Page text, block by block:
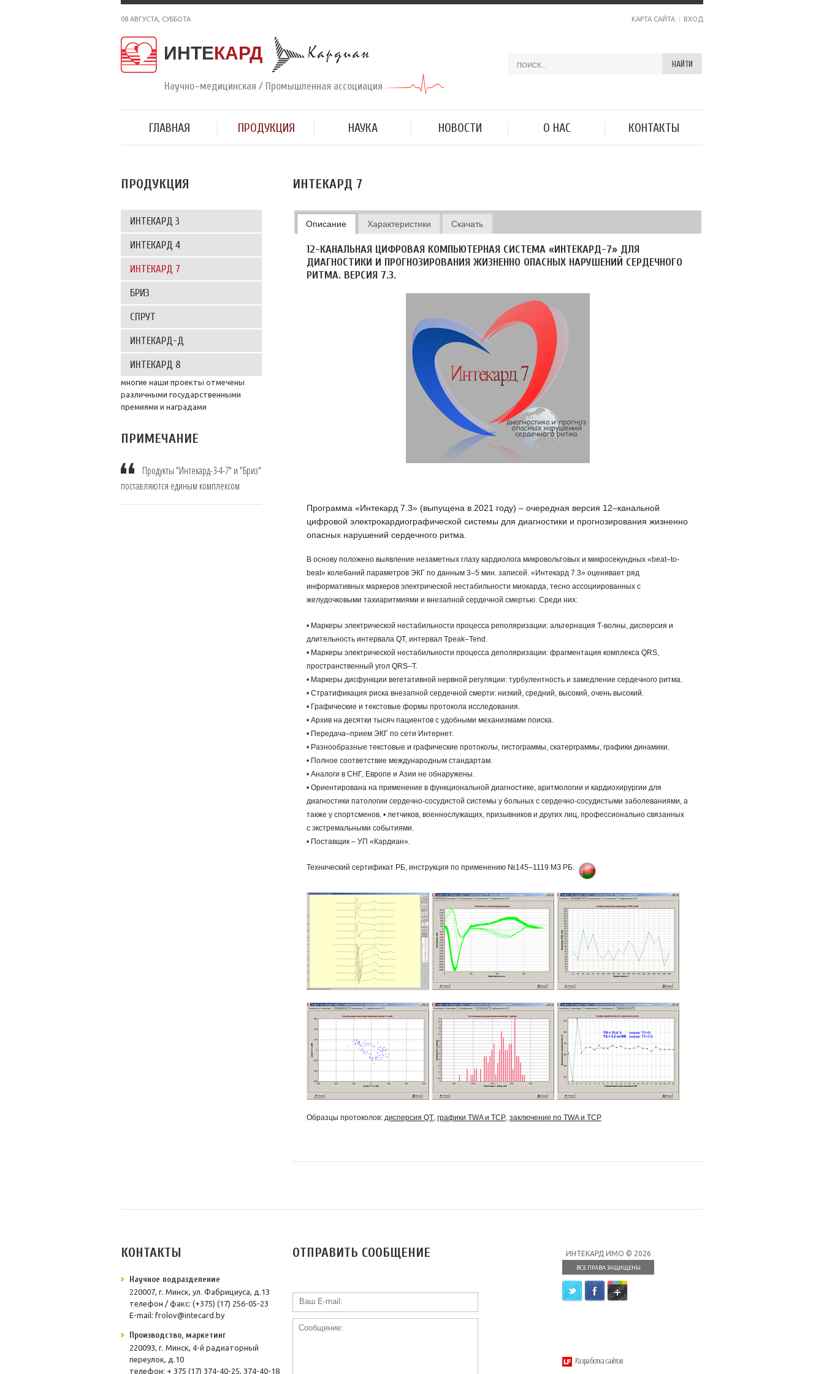
08 АВГУСТА, СУББОТА КАРТА САЙТА ВХОД
ИНТЕКАРД
Научно–медицинская / Промышленная ассоциация
НАЙТИ
ГЛАВНАЯ ПРОДУКЦИЯ НАУКА НОВОСТИ О НАС КОНТАКТЫ
ПРОДУКЦИЯ
ИНТЕКАРД 3
ИНТЕКАРД 4
ИНТЕКАРД 7
БРИЗ
СПРУТ
ИНТЕКАРД-Д
ИНТЕКАРД 8
многие наши проекты отмечены
различными государственными
премиями и наградами
ПРИМЕЧАНИЕ
Продукты "Интекард-3-4-7" и "Бриз"
поставляются единым комплексом
ИНТЕКАРД 7
Описание Характеристики Скачать
12-КАНАЛЬНАЯ ЦИФРОВАЯ КОМПЬЮТЕРНАЯ СИСТЕМА «ИНТЕКАРД-7» ДЛЯ
ДИАГНОСТИКИ И ПРОГНОЗИРОВАНИЯ ЖИЗНЕННО ОПАСНЫХ НАРУШЕНИЙ СЕРДЕЧНОГО
РИТМА. ВЕРСИЯ 7.3.
Программа «Интекард 7.3» (выпущена в 2021 году) – очередная версия 12–канальной
цифровой электрокардиографической системы для диагностики и прогнозирования жизненно
опасных нарушений сердечного ритма.
В основу положено выявление незаметных глазу кардиолога микровольтовых и микросекундных «beat–to-
beat» колебаний параметров ЭКГ по данным 3–5 мин. записей. «Интекард 7.3» оценивает ряд
информативных маркеров электрической нестабильности миокарда, тесно ассоциированных с
желудочковыми тахиаритмиями и внезапной сердечной смертью. Среди них:
• Маркеры электрической нестабильности процесса реполяризации: альтернация Т-волны, дисперсия и
длительность интервала QT, интервал Tpeak–Tend.
• Маркеры электрической нестабильности процесса деполяризации: фрагментация комплекса QRS,
пространственный угол QRS–T.
• Маркеры дисфункции вегетативной нервной регуляции: турбулентность и замедление сердечного ритма.
• Стратификация риска внезапной сердечной смерти: низкий, средний, высокий, очень высокий.
• Графические и текстовые формы протокола исследования.
• Архив на десятки тысяч пациентов с удобными механизмами поиска.
• Передача–прием ЭКГ по сети Интернет.
• Разнообразные текстовые и графические протоколы, гистограммы, скатерграммы, графики динамики.
• Полное соответствие международным стандартам.
• Аналоги в СНГ, Европе и Азии не обнаружены.
• Ориентирована на применение в функциональной диагностике, аритмологии и кардиохирургии для
диагностики патологии сердечно-сосудистой системы у больных c сердечно-сосудистыми заболеваниями, а
также у спортсменов, • летчиков, военнослужащих, призывников и других лиц, профессионально связанных
с экстремальными событиями.
• Поставщик – УП «Кардиан».
Технический сертификат РБ, инструкция по применению №145–1119 МЗ РБ.
Образцы протоколов: дисперсия QT, графики TWA и ТСР, заключение по TWA и ТСР
КОНТАКТЫ
Научное подразделение
220007, г. Минск, ул. Фабрициуса, д.13
телефон / факс: (+375) (17) 256-05-23
E-mail: frolov@intecard.by
Производство, маркетинг
220093, г. Минск, 4-й радиаторный
переулок, д.10
телефон: + 375 (17) 374-40-25, 374-40-18
ОТПРАВИТЬ СООБЩЕНИЕ ИНТЕКАРД ИМО © 2026
ВСЕ ПРАВА ЗАЩИЩЕНЫ
Разработка сайтов